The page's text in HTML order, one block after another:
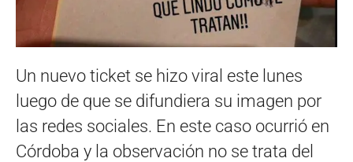
Un nuevo ticket se hizo viral este lunes
luego de que se difundiera su imagen por
las redes sociales. En este caso ocurrió en
Córdoba y la observación no se trata del